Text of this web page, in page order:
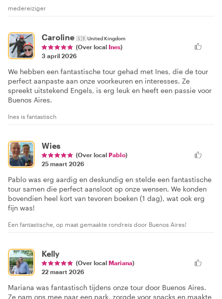
medereiziger
Caroline 🇬🇧United Kingdom
(Over local Ines)
3 april 2026
We hebben een fantastische tour gehad met Ines, die de tour
perfect aanpaste aan onze voorkeuren en interesses. Ze
spreekt uitstekend Engels, is erg leuk en heeft een passie voor
Buenos Aires.
Ines is fantastisch
Wies
(Over local Pablo)
25 maart 2026
Pablo was erg aardig en deskundig en stelde een fantastische
tour samen die perfect aansloot op onze wensen. We konden
bovendien heel kort van tevoren boeken (1 dag), wat ook erg
fijn was!
Een fantastische, op maat gemaakte rondreis door Buenos Aires!
Kelly
(Over local Mariana)
22 maart 2026
Mariana was fantastisch tijdens onze tour door Buenos Aires.
Ze nam ons mee naar een park, zorgde voor snacks en maakte